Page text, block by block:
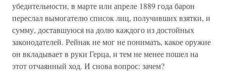
убедительности, в марте или апреле 1889 года барон
переслал вымогателю список лиц, получивших взятки, и
сумму, доставшуюся на долю каждого из достойных
законодателей. Рейнак не мог не понимать, какое оружие
он вкладывает в руки Герца, и тем не менее пошел на
этот отчаянный ход. И снова вопрос: зачем?